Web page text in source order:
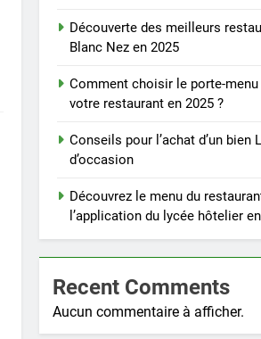
Découverte des meilleurs
Blanc Nez en 2025
Comment choisir le porte-
votre restaurant en 2025 ?
Conseils pour l’achat d’un bien
d’occasion
Découvrez le menu du
l’application du lycée hôtelier
Recent Comments
Aucun commentaire à afficher.